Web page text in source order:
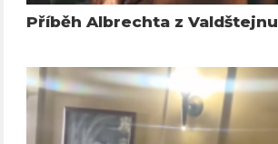
Příběh Albrechta z Valdštejnu